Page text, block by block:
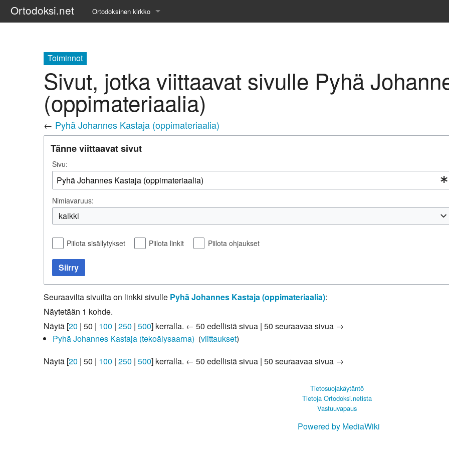
Ortodoksi.net Ortodoksinen kirkko
Opetuspuheet
Kirkkohistoria
Etiikka
Uskonoppi
Kirkkotaide
Pyhät ihmiset
Kirkkoon liittyminen
Toiminnot
Sivut, jotka viittaavat sivulle Pyhä
(oppimateriaalia)
← Pyhä Johannes Kastaja (oppimateriaalia)
Tänne viittaavat sivut
Sivu:
Nimiavaruus:
kaikki
Piilota sisällytykset Piilota linkit Piilota ohjaukset
Siirry
Seuraavilta sivuilta on linkki sivulle Pyhä Johannes Kastaja (oppimateriaalia):
Näytetään 1 kohde.
Näytä [20 | 50 | 100 | 250 | 500] kerralla. ← 50 edellistä sivua | 50 seuraavaa sivua →
Pyhä Johannes Kastaja (tekoälysaarna) (viittaukset)
Näytä [20 | 50 | 100 | 250 | 500] kerralla. ← 50 edellistä sivua | 50 seuraavaa sivua →
Tietosuojakäytäntö
Tietoja Ortodoksi.netista
Vastuuvapaus
Powered by MediaWiki